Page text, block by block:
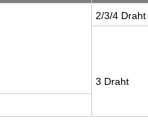
2/3/4 Draht
3 Draht